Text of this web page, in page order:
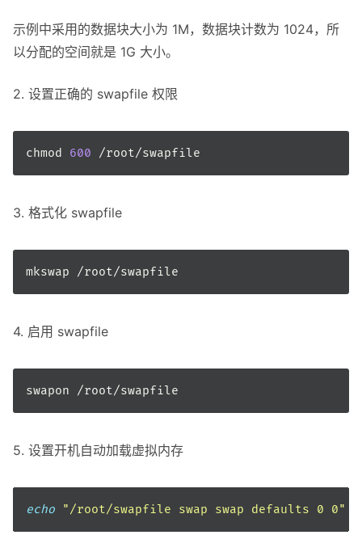
示例中采用的数据块大小为 1M，数据块计数为 1024，所
以分配的空间就是 1G 大小。
2. 设置正确的 swapfile 权限
chmod 600
3. 格式化 swapfile
4. 启用 swapfile
5. 设置开机自动加载虚拟内存
echo "/root/swapfile swap swap defaults 0 0"